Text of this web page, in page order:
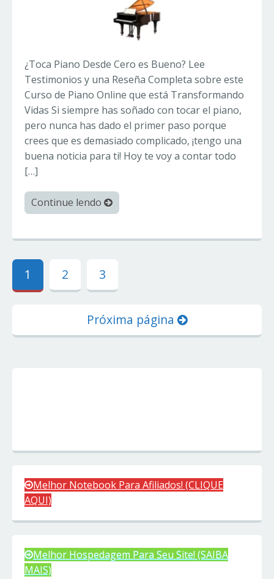
¿Toca Piano Desde Cero es Bueno? Lee
Testimonios y una Reseña Completa sobre este
Curso de Piano Online que está Transformando
Vidas Si siempre has soñado con tocar el piano,
pero nunca has dado el primer paso porque
crees que es demasiado complicado, ¡tengo una
buena noticia para ti! Hoy te voy a contar todo
[…]
Continue lendo
1 2 3
Próxima página
Melhor Notebook Para Afiliados! (CLIQUE
AQUI)
Melhor Hospedagem Para Seu Site! (SAIBA
MAIS)